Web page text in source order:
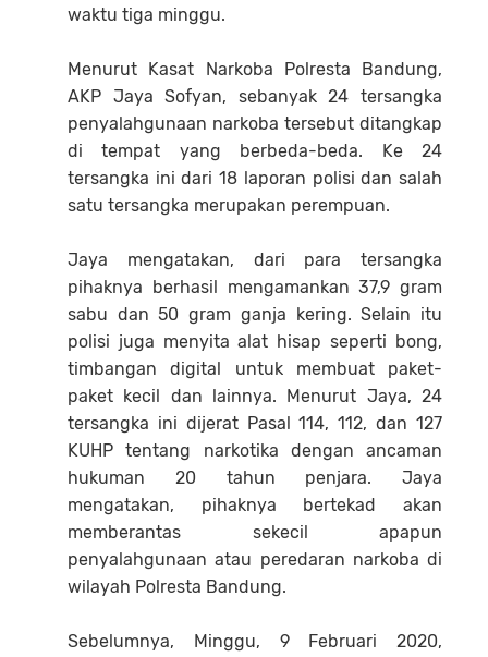
waktu tiga minggu.
Menurut Kasat Narkoba Polresta Bandung,
AKP Jaya Sofyan, sebanyak 24 tersangka
penyalahgunaan narkoba tersebut ditangkap
di tempat yang berbeda-beda. Ke 24
tersangka ini dari 18 laporan polisi dan salah
satu tersangka merupakan perempuan.
Jaya mengatakan, dari para tersangka
pihaknya berhasil mengamankan 37,9 gram
sabu dan 50 gram ganja kering. Selain itu
polisi juga menyita alat hisap seperti bong,
timbangan digital untuk membuat paket-
paket kecil dan lainnya. Menurut Jaya, 24
tersangka ini dijerat Pasal 114, 112, dan 127
KUHP tentang narkotika dengan ancaman
hukuman 20 tahun penjara. Jaya
mengatakan, pihaknya bertekad akan
memberantas sekecil apapun
penyalahgunaan atau peredaran narkoba di
wilayah Polresta Bandung.
Sebelumnya, Minggu, 9 Februari 2020,